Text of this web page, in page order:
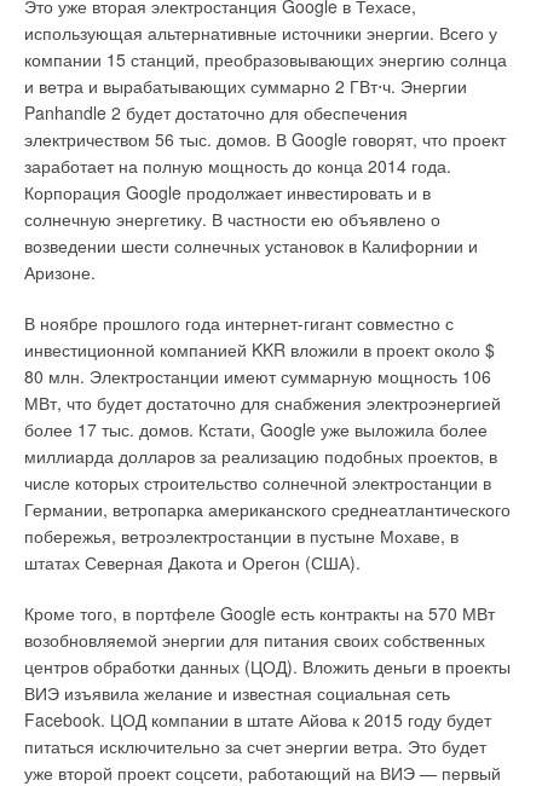
Это уже вторая электростанция Google в Техасе,
использующая альтернативные источники энергии. Всего у
компании 15 станций, преобразовывающих энергию солнца
и ветра и вырабатывающих суммарно 2 ГВт⋅ч. Энергии
Panhandle 2 будет достаточно для обеспечения
электричеством 56 тыс. домов. В Google говорят, что проект
заработает на полную мощность до конца 2014 года.
Корпорация Google продолжает инвестировать и в
солнечную энергетику. В частности ею объявлено о
возведении шести солнечных установок в Калифорнии и
Аризоне.
В ноябре прошлого года интернет-гигант совместно с
инвестиционной компанией KKR вложили в проект около $
80 млн. Электростанции имеют суммарную мощность 106
МВт, что будет достаточно для снабжения электроэнергией
более 17 тыс. домов. Кстати, Google уже выложила более
миллиарда долларов за реализацию подобных проектов, в
числе которых строительство солнечной электростанции в
Германии, ветропарка американского среднеатлантического
побережья, ветроэлектростанции в пустыне Мохаве, в
штатах Северная Дакота и Орегон (США).
Кроме того, в портфеле Google есть контракты на 570 МВт
возобновляемой энергии для питания своих собственных
центров обработки данных (ЦОД). Вложить деньги в проекты
ВИЭ изъявила желание и известная социальная сеть
Facebook. ЦОД компании в штате Айова к 2015 году будет
питаться исключительно за счет энергии ветра. Это будет
уже второй проект соцсети, работающий на ВИЭ — первый